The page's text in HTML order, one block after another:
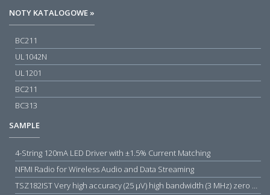
NOTY KATALOGOWE »
BC211
UL1042N
UL1201
BC211
BC313
SAMPLE
4-String 120mA LED Driver with ±1.5% Current Matching
NFMI Radio for Wireless Audio and Data Streaming
TSZ182IST Very high accuracy (25 µV) high bandwidth (3 MHz) zero drift 5 V operational amplifiers